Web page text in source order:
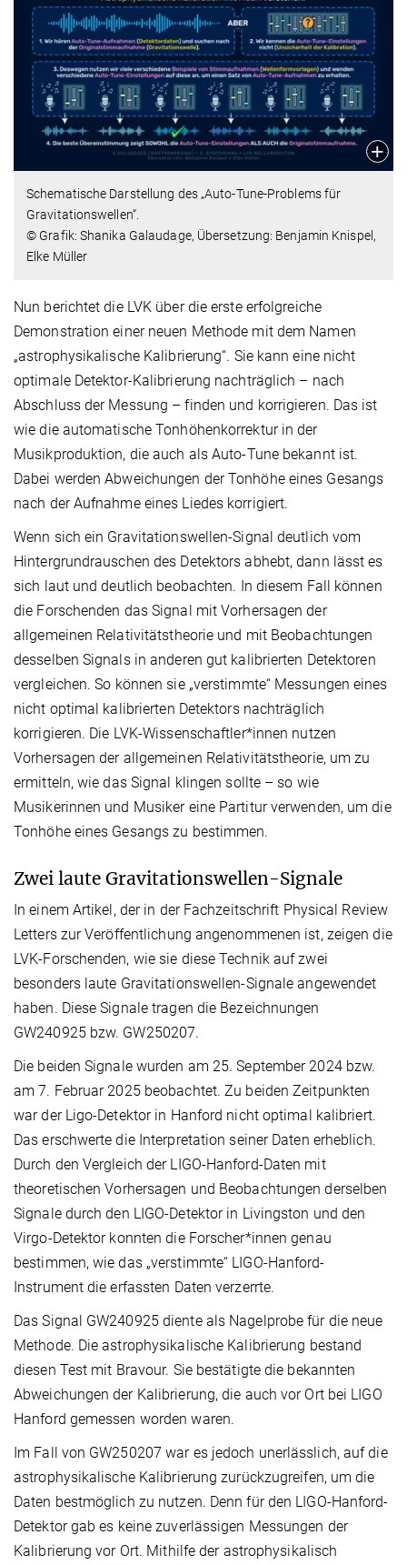
Schematische Darstellung des „Auto-Tune-Problems für
Gravitationswellen“.
© Grafik: Shanika Galaudage, Übersetzung: Benjamin Knispel,
Elke Müller
Nun berichtet die LVK über die erste erfolgreiche
Demonstration einer neuen Methode mit dem Namen
„astrophysikalische Kalibrierung“. Sie kann eine nicht
optimale Detektor-Kalibrierung nachträglich – nach
Abschluss der Messung – finden und korrigieren. Das ist
wie die automatische Tonhöhenkorrektur in der
Musikproduktion, die auch als Auto-Tune bekannt ist.
Dabei werden Abweichungen der Tonhöhe eines Gesangs
nach der Aufnahme eines Liedes korrigiert.
Wenn sich ein Gravitationswellen-Signal deutlich vom
Hintergrundrauschen des Detektors abhebt, dann lässt es
sich laut und deutlich beobachten. In diesem Fall können
die Forschenden das Signal mit Vorhersagen der
allgemeinen Relativitätstheorie und mit Beobachtungen
desselben Signals in anderen gut kalibrierten Detektoren
vergleichen. So können sie „verstimmte“ Messungen eines
nicht optimal kalibrierten Detektors nachträglich
korrigieren. Die LVK-Wissenschaftler*innen nutzen
Vorhersagen der allgemeinen Relativitätstheorie, um zu
ermitteln, wie das Signal klingen sollte – so wie
Musikerinnen und Musiker eine Partitur verwenden, um die
Tonhöhe eines Gesangs zu bestimmen.
Zwei laute Gravitationswellen-Signale
In einem Artikel, der in der Fachzeitschrift Physical Review
Letters zur Veröffentlichung angenommenen ist, zeigen die
LVK-Forschenden, wie sie diese Technik auf zwei
besonders laute Gravitationswellen-Signale angewendet
haben. Diese Signale tragen die Bezeichnungen
GW240925 bzw. GW250207.
Die beiden Signale wurden am 25. September 2024 bzw.
am 7. Februar 2025 beobachtet. Zu beiden Zeitpunkten
war der Ligo-Detektor in Hanford nicht optimal kalibriert.
Das erschwerte die Interpretation seiner Daten erheblich.
Durch den Vergleich der LIGO-Hanford-Daten mit
theoretischen Vorhersagen und Beobachtungen derselben
Signale durch den LIGO-Detektor in Livingston und den
Virgo-Detektor konnten die Forscher*innen genau
bestimmen, wie das „verstimmte“ LIGO-Hanford-
Instrument die erfassten Daten verzerrte.
Das Signal GW240925 diente als Nagelprobe für die neue
Methode. Die astrophysikalische Kalibrierung bestand
diesen Test mit Bravour. Sie bestätigte die bekannten
Abweichungen der Kalibrierung, die auch vor Ort bei LIGO
Hanford gemessen worden waren.
Im Fall von GW250207 war es jedoch unerlässlich, auf die
astrophysikalische Kalibrierung zurückzugreifen, um die
Daten bestmöglich zu nutzen. Denn für den LIGO-Hanford-
Detektor gab es keine zuverlässigen Messungen der
Kalibrierung vor Ort. Mithilfe der astrophysikalisch